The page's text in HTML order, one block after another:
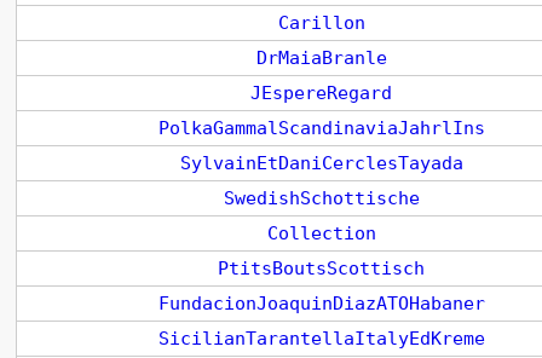
Carillon
DrMaiaBranle
JEspereRegard
PolkaGammalScandinaviaJahrlIns
SylvainEtDaniCerclesTayada
SwedishSchottische
Collection
PtitsBoutsScottisch
FundacionJoaquinDiazATOHabaner
SicilianTarantellaItalyEdKreme